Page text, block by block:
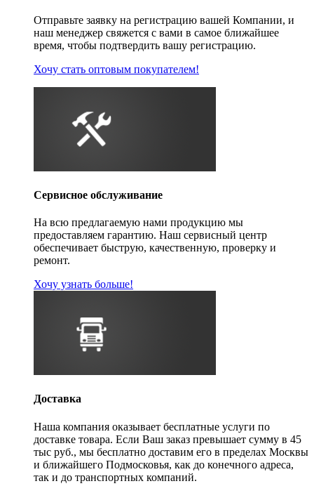
Отправьте заявку на регистрацию вашей Компании, и
наш менеджер свяжется с вами в самое ближайшее
время, чтобы подтвердить вашу регистрацию.
Хочу стать оптовым покупателем!
Сервисное обслуживание
На всю предлагаемую нами продукцию мы
предоставляем гарантию. Наш сервисный центр
обеспечивает быструю, качественную, проверку и
ремонт.
Хочу узнать больше!
Доставка
Наша компания оказывает бесплатные услуги по
доставке товара. Если Ваш заказ превышает сумму в 45
тыс руб., мы бесплатно доставим его в пределах Москвы
и ближайшего Подмосковья, как до конечного адреса,
так и до транспортных компаний.